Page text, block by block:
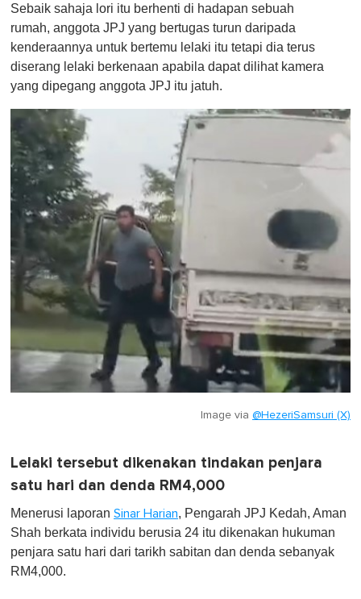
f
1
i
n
t
0
Sebaik sahaja lori itu berhenti di hadapan sebuah
rumah, anggota JPJ yang bertugas turun daripada
kenderaannya untuk bertemu lelaki itu tetapi dia terus
diserang lelaki berkenaan apabila dapat dilihat kamera
yang dipegang anggota JPJ itu jatuh.
Image via @HezeriSamsuri (X)
Lelaki tersebut dikenakan tindakan penjara
satu hari dan denda RM4,000
Menerusi laporan Sinar Harian, Pengarah JPJ Kedah, Aman
Shah berkata individu berusia 24 itu dikenakan hukuman
penjara satu hari dari tarikh sabitan dan denda sebanyak
RM4,000.